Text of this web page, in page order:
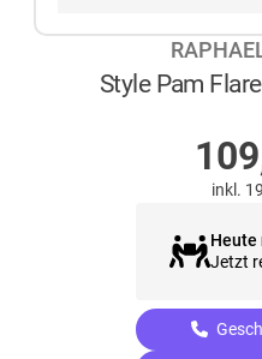
Style Pam
inkl.
Heute
Jetzt